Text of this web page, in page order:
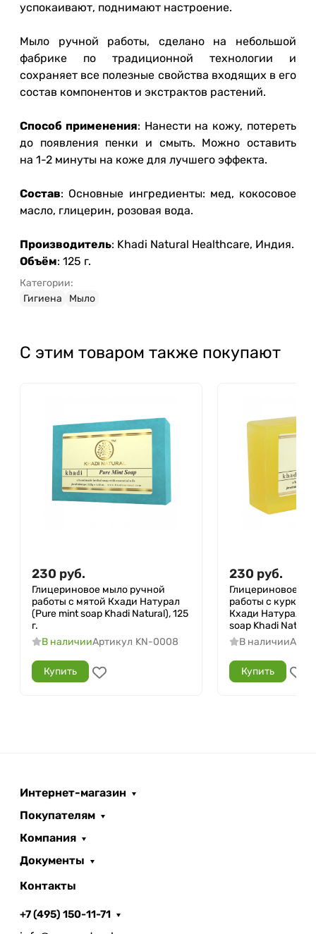
успокаивают, поднимают настроение.
Мыло ручной работы, сделано на небольшой
фабрике по традиционной технологии и
сохраняет все полезные свойства входящих в его
состав компонентов и экстрактов растений.
Способ применения: Нанести на кожу, потереть
до появления пенки и смыть. Можно оставить
на 1-2 минуты на коже для лучшего эффекта.
Состав: Основные ингредиенты: мед, кокосовое
масло, глицерин, розовая вода.
Производитель: Khadi Natural Healthcare, Индия.
Объём: 125 г.
Категории:
Гигиена
Мыло
С этим товаром также покупают
230 руб.
Глицериновое мыло ручной
работы с мятой Кхади Натурал
(Pure mint soap Khadi Natural), 125
г.
В наличииАртикул KN-0008
Купить
230 руб.
Глицериновое
работы с
Кхади Натурал
soap Khadi
В наличии
Купить
Интернет-магазин
Покупателям
Компания
Документы
Контакты
+7 (495) 150-11-71